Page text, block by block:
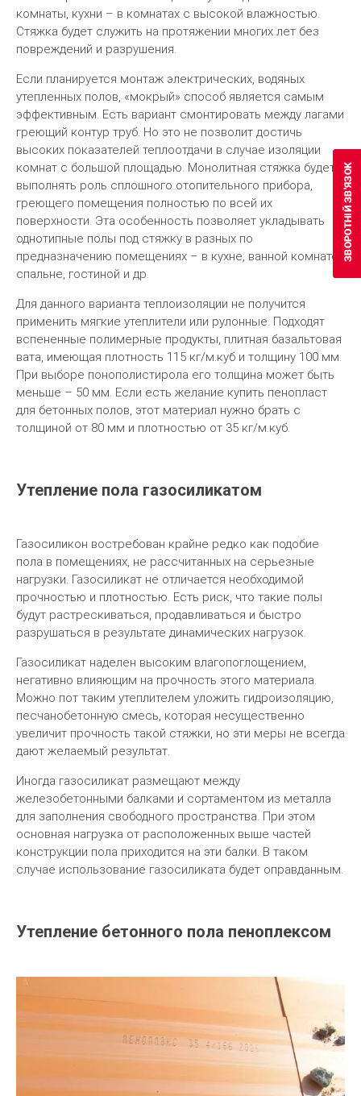
комнаты, кухни – в комнатах с высокой влажностью.
Стяжка будет служить на протяжении многих лет без
повреждений и разрушения.
Если планируется монтаж электрических, водяных
утепленных полов, «мокрый» способ является самым
эффективным. Есть вариант смонтировать между лагами
греющий контур труб. Но это не позволит достичь
высоких показателей теплоотдачи в случае изоляции
комнат с большой площадью. Монолитная стяжка будет
выполнять роль сплошного отопительного прибора,
греющего помещения полностью по всей их
поверхности. Эта особенность позволяет укладывать
однотипные полы под стяжку в разных по
предназначению помещениях – в кухне, ванной комнате,
спальне, гостиной и др.
Для данного варианта теплоизоляции не получится
применить мягкие утеплители или рулонные. Подходят
вспененные полимерные продукты, плитная базальтовая
вата, имеющая плотность 115 кг/м.куб и толщину 100 мм.
При выборе понополистирола его толщина может быть
меньше – 50 мм. Если есть желание купить пенопласт
для бетонных полов, этот материал нужно брать с
толщиной от 80 мм и плотностью от 35 кг/м.куб.
Утепление пола газосиликатом
Газосиликон востребован крайне редко как подобие
пола в помещениях, не рассчитанных на серьезные
нагрузки. Газосиликат не отличается необходимой
прочностью и плотностью. Есть риск, что такие полы
будут растрескиваться, продавливаться и быстро
разрушаться в результате динамических нагрузок.
Газосиликат наделен высоким влагопоглощением,
негативно влияющим на прочность этого материала.
Можно пот таким утеплителем уложить гидроизоляцию,
песчанобетонную смесь, которая несущественно
увеличит прочность такой стяжки, но эти меры не всегда
дают желаемый результат.
Иногда газосиликат размещают между
железобетонными балками и сортаментом из металла
для заполнения свободного пространства. При этом
основная нагрузка от расположенных выше частей
конструкции пола приходится на эти балки. В таком
случае использование газосиликата будет оправданным.
Утепление бетонного пола пеноплексом